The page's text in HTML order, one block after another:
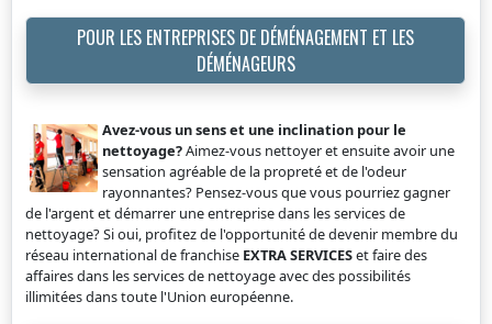
POUR LES ENTREPRISES DE DÉMÉNAGEMENT ET LES
DÉMÉNAGEURS
Avez-vous un sens et une inclination pour le
nettoyage?Aimez-vous nettoyer et ensuite avoir une
sensation agréable de la propreté et de l'odeur
rayonnantes? Pensez-vous que vous pourriez gagner
de l'argent et démarrer une entreprise dans les services de
nettoyage? Si oui, profitez de l'opportunité de devenir membre du
réseau international de franchise EXTRA SERVICESet faire des
affaires dans les services de nettoyage avec des possibilités
illimitées dans toute l'Union européenne.